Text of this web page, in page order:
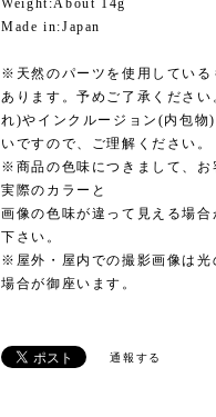
Weight:About 14g
Made in:Japan
※天然のパーツを使用している
あります。予めご了承くださ
れ)やインクルージョン(内包物
いですので、ご理解ください。
※商品の色味につきまして、お
実際のカラーと
画像の色味が違って見える場
下さい。
※屋外・屋内での撮影画像は光
場合が御座います。
通報する